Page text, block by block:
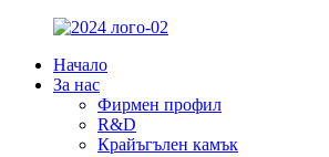
Начало
За нас
Фирмен профил
R&D
Крайъгълен камък